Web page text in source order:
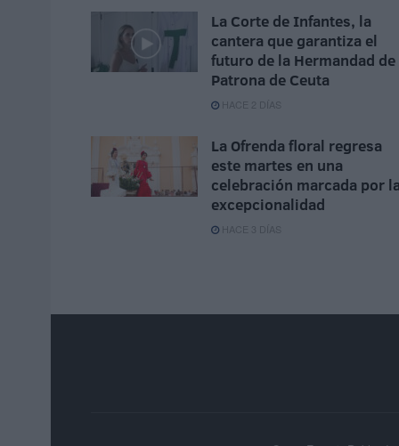
La Corte de Infantes, la
cantera que garantiza el
futuro de la Hermandad de
Patrona de Ceuta
HACE 2 DÍAS
La Ofrenda floral regresa
este martes en una
celebración marcada por la
excepcionalidad
HACE 3 DÍAS